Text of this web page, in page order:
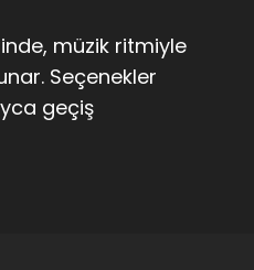
müzik ritmiyle
Seçenekler
geçiş